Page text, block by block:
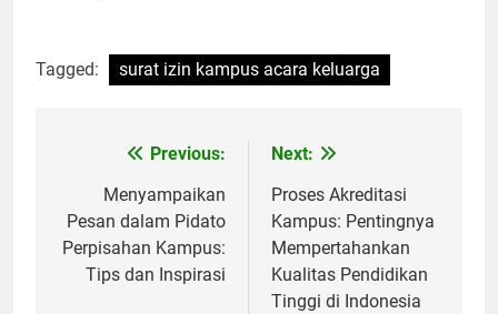
Tagged: surat izin kampus acara keluarga
navigation
Previous:
Menyampaikan
Pesan dalam Pidato
Perpisahan Kampus:
Tips dan Inspirasi
Next:
Proses Akreditasi
Kampus: Pentingnya
Mempertahankan
Kualitas Pendidikan
Tinggi di Indonesia